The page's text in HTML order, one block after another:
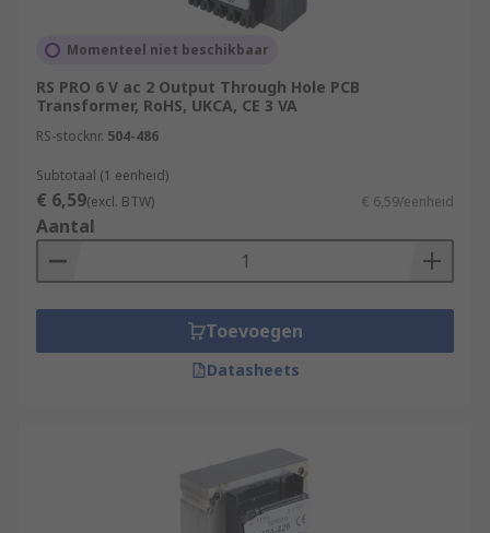
Momenteel niet beschikbaar
RS PRO 6 V ac 2 Output Through Hole PCB
Transformer, RoHS, UKCA, CE 3 VA
RS-stocknr. 504-486
Subtotaal (1 eenheid)
€ 6,59(excl. BTW) € 6,59/eenheid
Aantal
Toevoegen
Datasheets